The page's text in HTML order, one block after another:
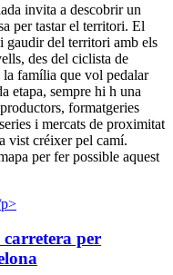
invita a descobrir un
per tastar el territori. El
gaudir del territori amb els
des del ciclista de
la família que vol pedalar
etapa, sempre hi h una
formatgeries
i mercats de proximitat
vist créixer pel camí.
per fer possible aquest
carretera per